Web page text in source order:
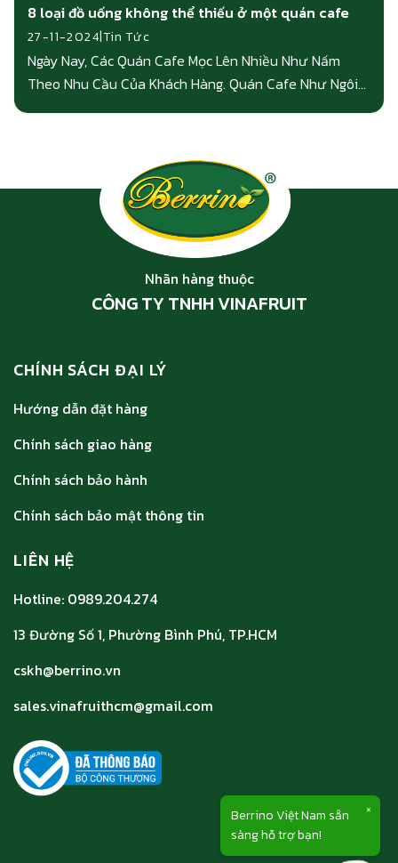
Berrino Việt Nam sẵn
sàng hỗ trợ bạn!
×
27-11-2024|Tin Tức
8 loại đồ uống không thể thiếu ở một quán cafe
Ngày Nay, Các Quán Cafe Mọc Lên Nhiều Như Nấm
Theo Nhu Cầu Của Khách Hàng. Quán Cafe Như Ngôi...
Nhãn hàng thuộc
CÔNG TY TNHH VINAFRUIT
CHÍNH SÁCH ĐẠI LÝ
Hướng dẫn đặt hàng
Chính sách giao hàng
Chính sách bảo hành
Chính sách bảo mật thông tin
LIÊN HỆ
Hotline: 0989.204.274
13 Đường Số 1, Phường Bình Phú, TP.HCM
cskh@berrino.vn
sales.vinafruithcm@gmail.com